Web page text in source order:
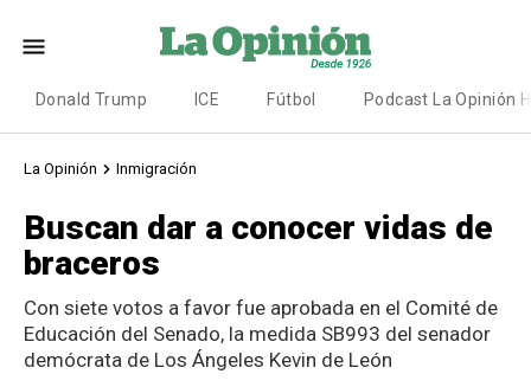
Donald Trump ICE Fútbol Podcast La Opinión
La Opinión Inmigración
Buscan dar a conocer vidas de
braceros
Con siete votos a favor fue aprobada en el Comité de
Educación del Senado, la medida SB993 del senador
demócrata de Los Ángeles Kevin de León